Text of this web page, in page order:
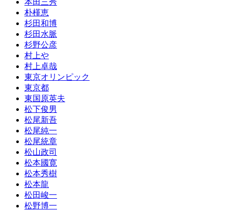
本田三秀
朴槿恵
杉田和博
杉田水脈
杉野公彦
村上や
村上卓哉
東京オリンピック
東京都
東国原英夫
松下俊男
松尾新吾
松尾純一
松尾統章
松山政司
松本國寛
松本秀樹
松本龍
松田峻一
松野博一